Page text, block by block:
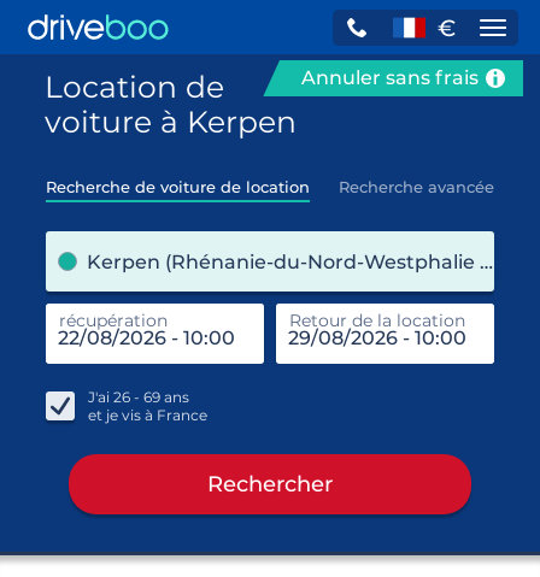
€
Annuler sans frais
Location de
voiture à Kerpen
Recherche de voiture de location Recherche avancée
Kerpen (Rhénanie-du-Nord-Westphalie / Allemagne)
récupération Retour de la location
J'ai 26 - 69 ans
et je vis à France
Rechercher